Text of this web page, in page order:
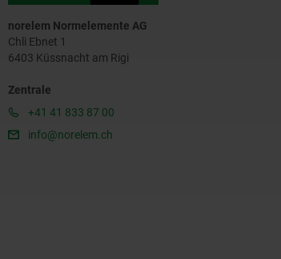
norelem Normelemente AG
Chli Ebnet 1
6403 Küssnacht am Rigi
Zentrale
+41 41 833 87 00
info@norelem.ch